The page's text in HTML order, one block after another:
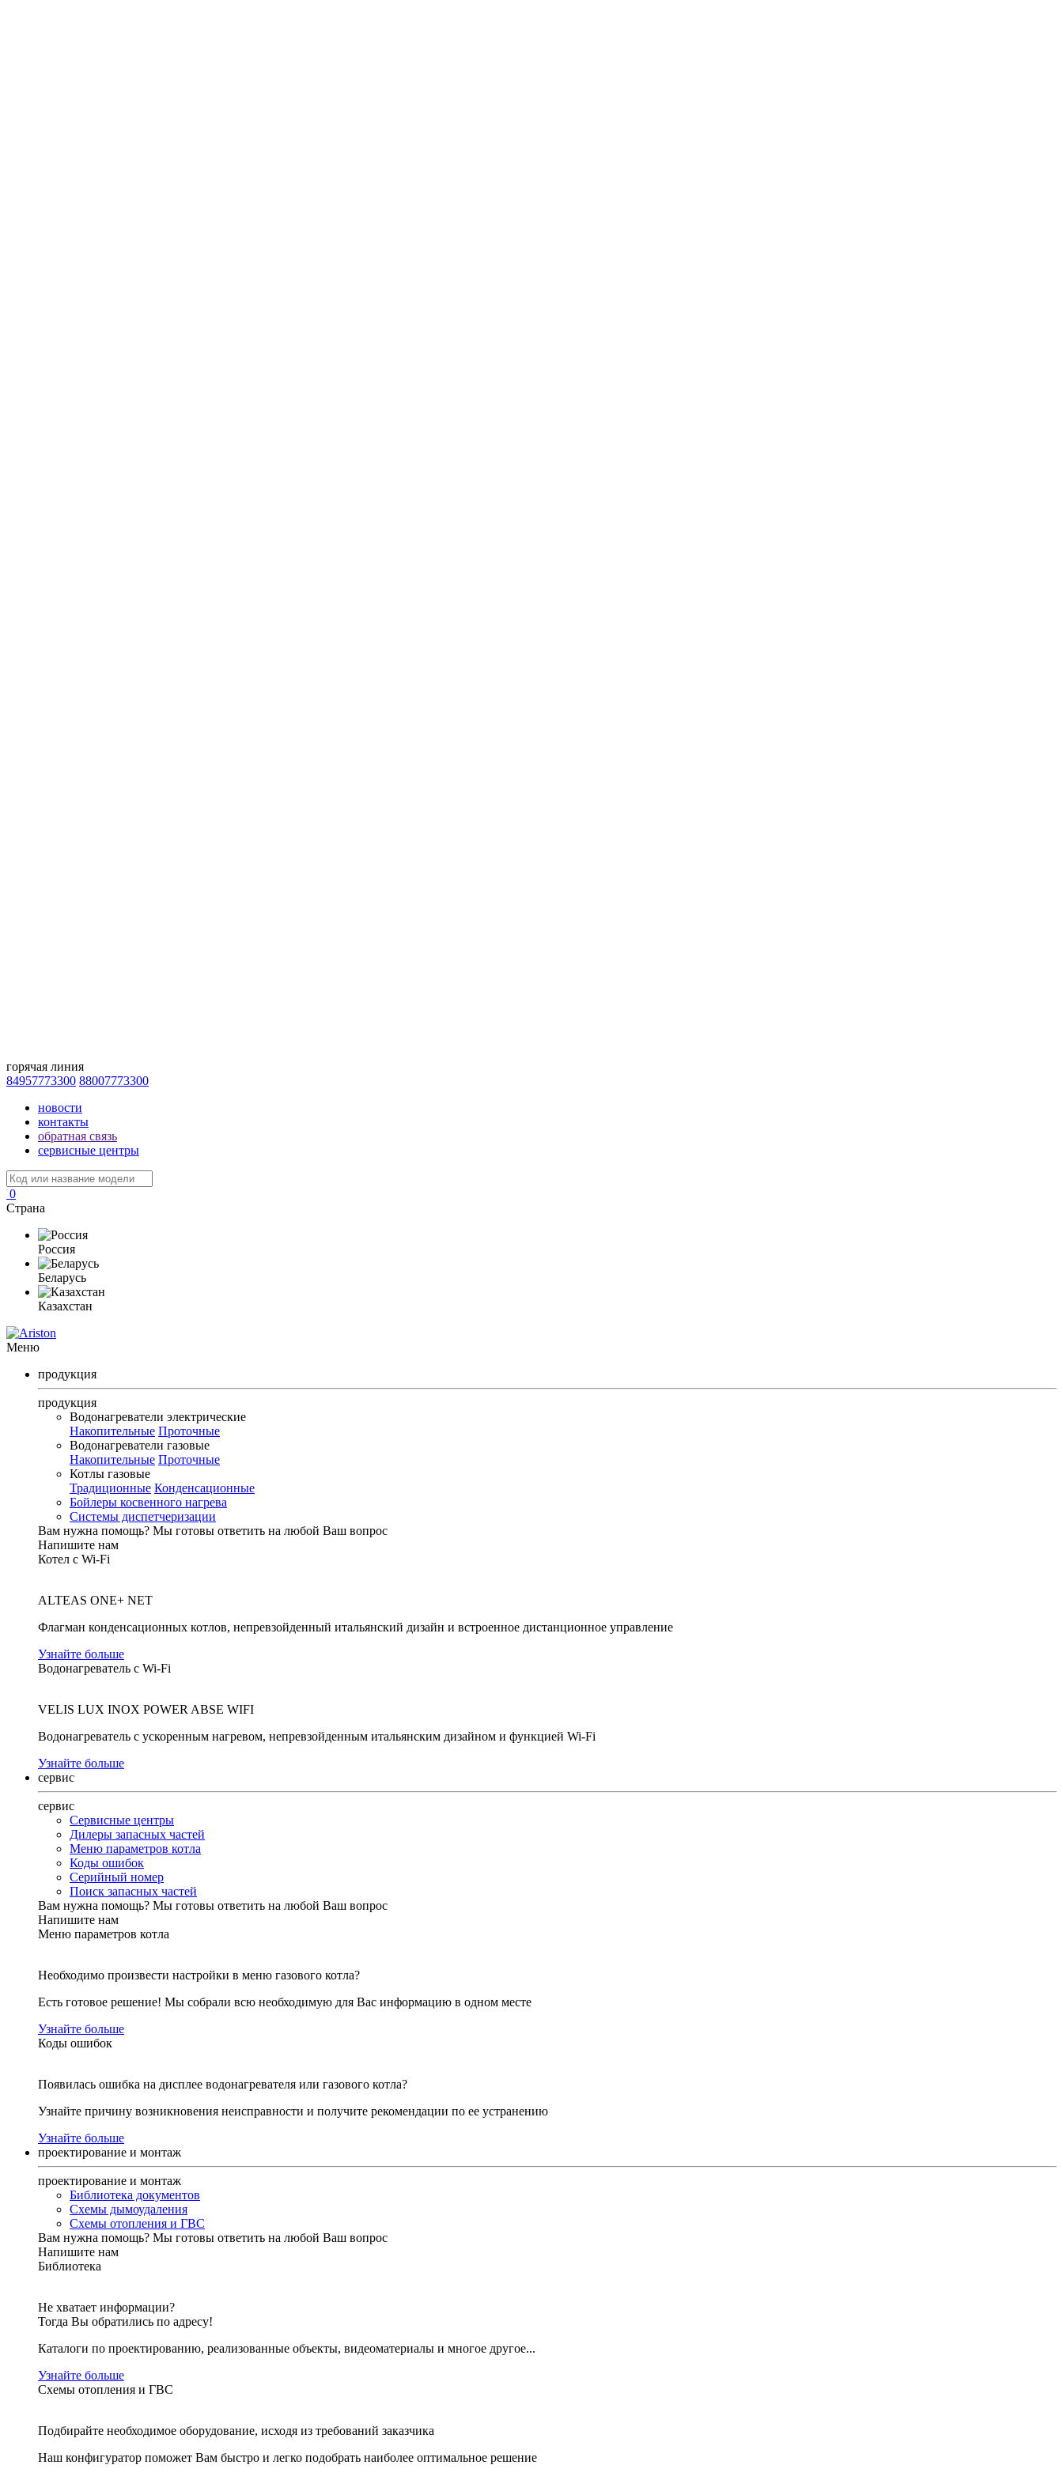
горячая линия
84957773300 88007773300
новости
контакты
обратная связь
сервисные центры
0
Страна
Россия
Беларусь
Казахстан
Меню
продукция
продукция
Водонагреватели электрические
Накопительные Проточные
Водонагреватели газовые
Накопительные Проточные
Котлы газовые
Традиционные Конденсационные
Бойлеры косвенного нагрева
Системы диспетчеризации
Вам нужна помощь? Мы готовы ответить на любой Ваш вопрос
Напишите нам
Котел с Wi-Fi
ALTEAS ONE+ NET
Флагман конденсационных котлов, непревзойденный итальянский дизайн и встроенное дистанционное управление
Узнайте больше
Водонагреватель с Wi-Fi
VELIS LUX INOX POWER ABSE WIFI
Водонагреватель с ускоренным нагревом, непревзойденным итальянским дизайном и функцией Wi-Fi
Узнайте больше
сервис
сервис
Сервисные центры
Дилеры запасных частей
Меню параметров котла
Коды ошибок
Серийный номер
Поиск запасных частей
Вам нужна помощь? Мы готовы ответить на любой Ваш вопрос
Напишите нам
Меню параметров котла
Необходимо произвести настройки в меню газового котла?
Есть готовое решение! Мы собрали всю необходимую для Вас информацию в одном месте
Узнайте больше
Коды ошибок
Появилась ошибка на дисплее водонагревателя или газового котла?
Узнайте причину возникновения неисправности и получите рекомендации по ее устранению
Узнайте больше
проектирование и монтаж
проектирование и монтаж
Библиотека документов
Схемы дымоудаления
Схемы отопления и ГВС
Вам нужна помощь? Мы готовы ответить на любой Ваш вопрос
Напишите нам
Библиотека
Не хватает информации?
Тогда Вы обратились по адресу!
Каталоги по проектированию, реализованные объекты, видеоматериалы и многое другое...
Узнайте больше
Схемы отопления и ГВС
Подбирайте необходимое оборудование, исходя из требований заказчика
Наш конфигуратор поможет Вам быстро и легко подобрать наиболее оптимальное решение